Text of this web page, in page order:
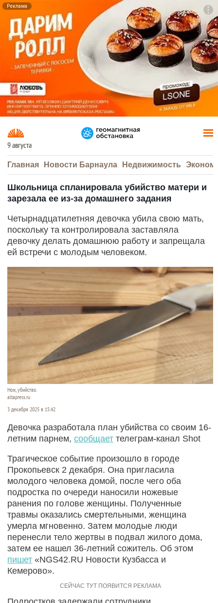
Реклама
9 августа
Главная Новости Барнаула Недвижимость
Школьница спланировала убийство матери и
зарезала ее из-за домашнего задания
Четырнадцатилетняя девочка убила свою мать,
поскольку та контролировала заставляла
девочку делать домашнюю работу и запрещала
ей встречи с молодым человеком.
Нож, убийство.
altapress.ru
3 декабря 2025 в 15:42
Девочка разработала план убийства со своим 16-
летним парнем, сообщает телеграм-канал Shot
Трагическое событие произошло в городе
Прокопьевск 2 декабря. Она пригласила
молодого человека домой, после чего оба
подростка по очереди наносили ножевые
ранения по голове женщины. Полученные
травмы оказались смертельными, женщина
умерла мгновенно. Затем молодые люди
перенесли тело жертвы в подвал жилого дома,
затем ее нашел 36-летний сожитель. Об этом
пишет «NGS42.RU Новости Кузбасса и
Кемерово».